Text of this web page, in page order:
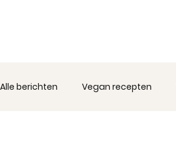
Alle berichten Vegan recepten